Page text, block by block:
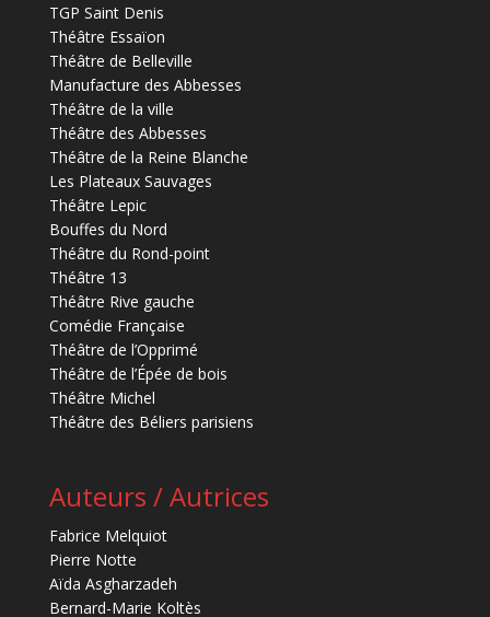
TGP Saint Denis
Théâtre Essaïon
Théâtre de Belleville
Manufacture des Abbesses
Théâtre de la ville
Théâtre des Abbesses
Théâtre de la Reine Blanche
Les Plateaux Sauvages
Théâtre Lepic
Bouffes du Nord
Théâtre du Rond-point
Théâtre 13
Théâtre Rive gauche
Comédie Française
Théâtre de l’Opprimé
Théâtre de l’Épée de bois
Théâtre Michel
Théâtre des Béliers parisiens
Auteurs / Autrices
Fabrice Melquiot
Pierre Notte
Aïda Asgharzadeh
Bernard-Marie Koltès